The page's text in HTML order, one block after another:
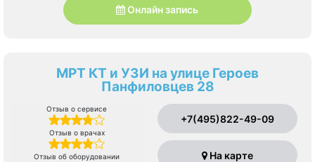
Онлайн запись
МРТ КТ и УЗИ на улице Героев
Панфиловцев 28
Отзыв о сервисе
Отзыв о врачах
Отзыв об оборудовании
+7(495)822-49-09
На карте